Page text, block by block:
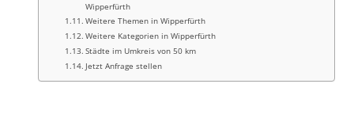
Wipperfürth
Weitere Themen in Wipperfürth
Weitere Kategorien in Wipperfürth
Städte im Umkreis von 50 km
Jetzt Anfrage stellen